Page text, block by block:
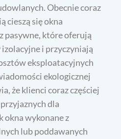
Obecnie coraz
cieszą się okna
pasywne, które oferują
i przyczyniają
eksploatacyjnych
ekologicznej
że klienci coraz częściej
dla
okna wykonane z
lub poddawanych